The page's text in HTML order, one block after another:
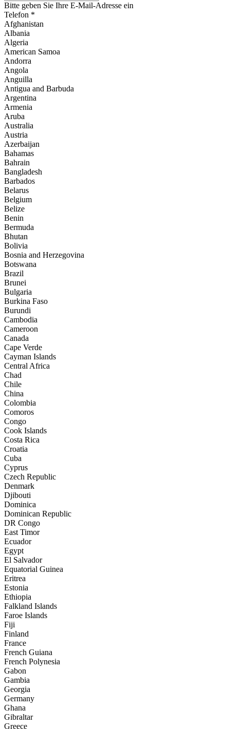
Bitte geben Sie Ihre E-Mail-Adresse ein
Telefon *
Afghanistan
Albania
Algeria
American Samoa
Andorra
Angola
Anguilla
Antigua and Barbuda
Argentina
Armenia
Aruba
Australia
Austria
Azerbaijan
Bahamas
Bahrain
Bangladesh
Barbados
Belarus
Belgium
Belize
Benin
Bermuda
Bhutan
Bolivia
Bosnia and Herzegovina
Botswana
Brazil
Brunei
Bulgaria
Burkina Faso
Burundi
Cambodia
Cameroon
Canada
Cape Verde
Cayman Islands
Central Africa
Chad
Chile
China
Colombia
Comoros
Congo
Cook Islands
Costa Rica
Croatia
Cuba
Cyprus
Czech Republic
Denmark
Djibouti
Dominica
Dominican Republic
DR Congo
East Timor
Ecuador
Egypt
El Salvador
Equatorial Guinea
Eritrea
Estonia
Ethiopia
Falkland Islands
Faroe Islands
Fiji
Finland
France
French Guiana
French Polynesia
Gabon
Gambia
Georgia
Germany
Ghana
Gibraltar
Greece